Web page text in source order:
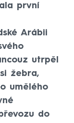
první
Arábii
utrpěl
žebra,
umělého
do